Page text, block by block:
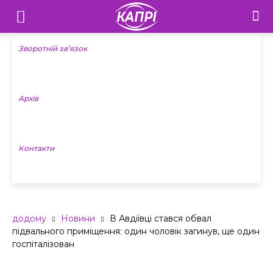
Телебачення
«Капрі»
Новини
Зворотній зв’язок
Архів
Контакти
додому Новини
В Авдіївці стався обвал
підвального приміщення: один чоловік загинув, ще один
госпіталізован